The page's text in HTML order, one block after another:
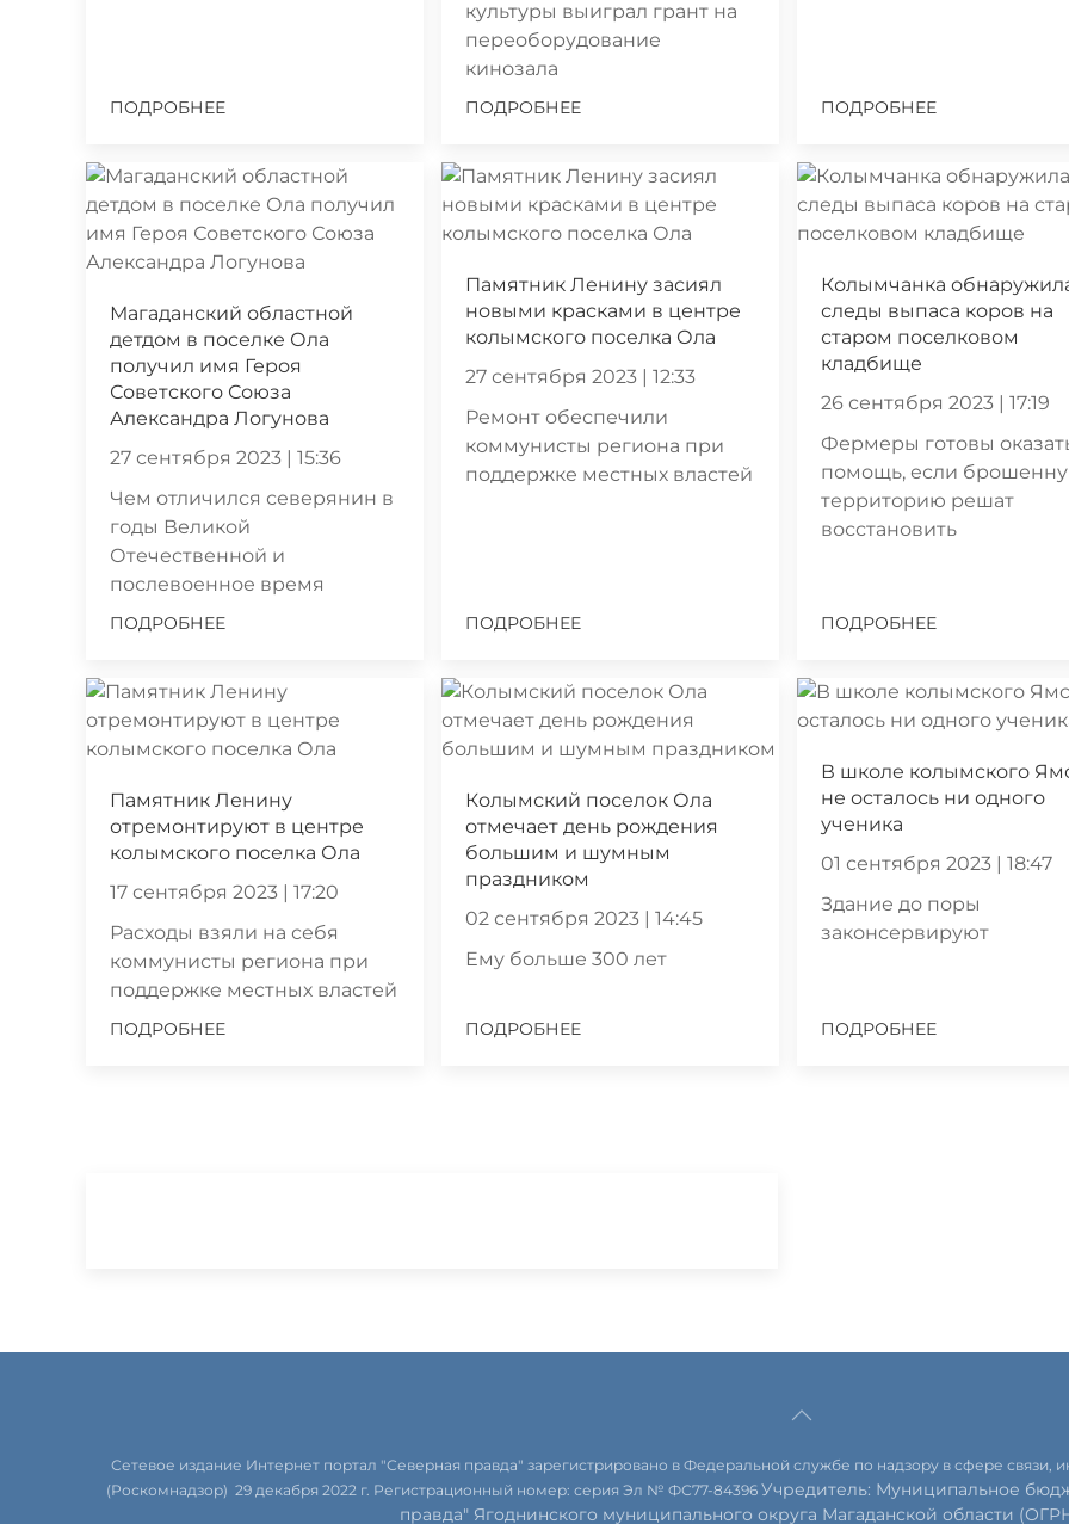
ПОДРОБНЕЕ
культуры выиграл грант на
переоборудование
кинозала
ПОДРОБНЕЕ ПОДРОБНЕЕ
Магаданский областной
детдом в поселке Ола
получил имя Героя
Советского Союза
Александра Логунова
27 сентября 2023 | 15:36
Чем отличился северянин в
годы Великой
Отечественной и
послевоенное время
ПОДРОБНЕЕ
Памятник Ленину засиял
новыми красками в центре
колымского поселка Ола
27 сентября 2023 | 12:33
Ремонт обеспечили
коммунисты региона при
поддержке местных властей
ПОДРОБНЕЕ
Колымчанка
следы выпаса коров на
старом поселковом
кладбище
26 сентября 2023 | 17:19
Фермеры готовы
помощь, если
территорию решат
восстановить
ПОДРОБНЕЕ
Памятник Ленину
отремонтируют в центре
колымского поселка Ола
17 сентября 2023 | 17:20
Расходы взяли на себя
коммунисты региона при
поддержке местных властей
ПОДРОБНЕЕ
Колымский поселок Ола
отмечает день рождения
большим и шумным
праздником
02 сентября 2023 | 14:45
Ему больше 300 лет
ПОДРОБНЕЕ
В школе колымского
не осталось ни одного
ученика
01 сентября 2023 | 18:47
Здание до поры
законсервируют
ПОДРОБНЕЕ
Сетевое издание Интернет портал "Северная правда" зарегистрировано в Федеральной службе по надзору в сфере
(Роскомнадзор) 29 декабря 2022 г. Регистрационный номер: серия Эл № ФС77-84396 Учредитель: Муниципальное
правда" Ягоднинского муниципального округа Магаданской области (ОГРН